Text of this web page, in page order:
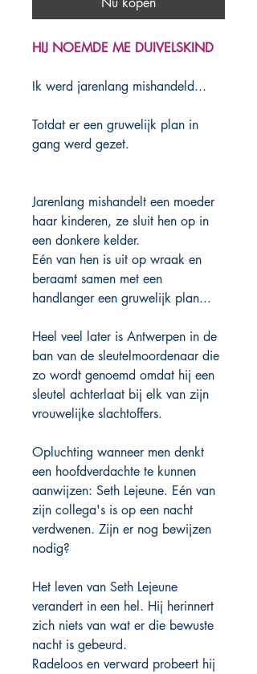
HIJ NOEMDE ME DUIVELSKIND
Ik werd jarenlang mishandeld...
Totdat er een gruwelijk plan in
gang werd gezet.
Jarenlang mishandelt een moeder
haar kinderen, ze sluit hen op in
een donkere kelder.
Eén van hen is uit op wraak en
beraamt samen met een
handlanger een gruwelijk plan...
Heel veel later is Antwerpen in de
ban van de sleutelmoordenaar die
zo wordt genoemd omdat hij een
sleutel achterlaat bij elk van zijn
vrouwelijke slachtoffers.
Opluchting wanneer men denkt
een hoofdverdachte te kunnen
aanwijzen: Seth Lejeune. Eén van
zijn collega's is op een nacht
verdwenen. Zijn er nog bewijzen
nodig?
Het leven van Seth Lejeune
verandert in een hel. Hij herinnert
zich niets van wat er die bewuste
nacht is gebeurd.
Radeloos en verward probeert hij